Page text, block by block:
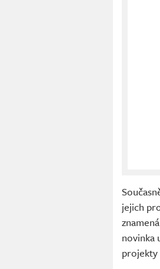
jejich
novinka
projekty